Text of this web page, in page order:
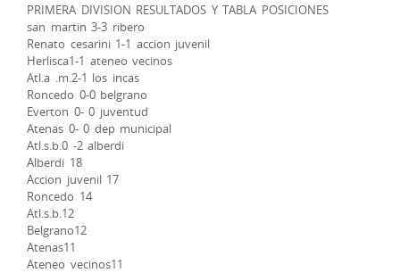
PRIMERA DIVISION RESULTADOS Y TABLA POSICIONES
san martin 3-3 ribero
Renato cesarini 1-1 accion juvenil
Herlisca1-1 ateneo vecinos
Atl.a .m.2-1 los incas
Roncedo 0-0 belgrano
Everton 0- 0 juventud
Atenas 0- 0 dep municipal
Atl.s.b.0 -2 alberdi
Alberdi 18
Accion juvenil 17
Roncedo 14
Atl.s.b.12
Belgrano12
Atenas11
Ateneo vecinos11